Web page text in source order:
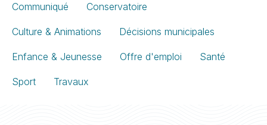
Communiqué Conservatoire
Culture & Animations Décisions municipales
Enfance & Jeunesse Offre d'emploi Santé
Sport Travaux